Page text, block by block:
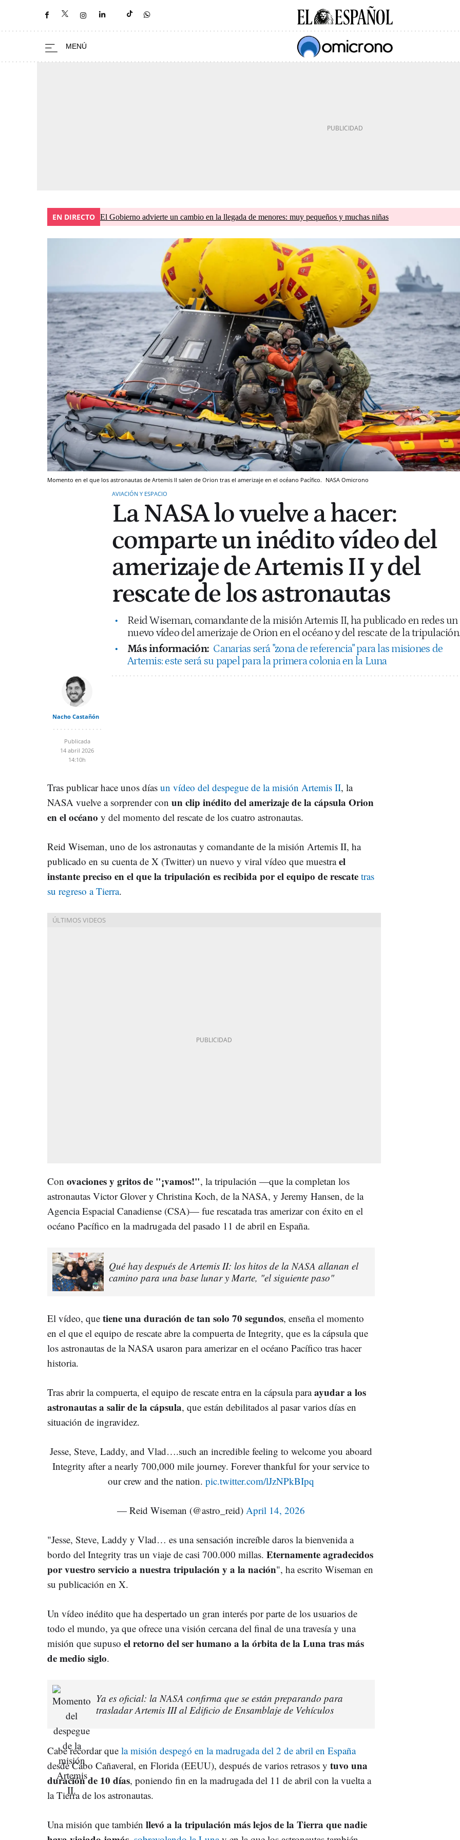
EN DIRECTO El Gobierno advierte un cambio en la llegada de menores: muy pequeños y muchas niñas
Momento en el que los astronautas de Artemis II salen de Orion tras el amerizaje en el océano Pacífico. NASA Omicrono
AVIACIÓN Y ESPACIO
La NASA lo vuelve a hacer:
comparte un inédito vídeo del
amerizaje de Artemis II y del
rescate de los astronautas
Reid Wiseman, comandante de la misión Artemis II, ha publicado en redes un
nuevo vídeo del amerizaje de Orion en el océano y del rescate de la tripulación.
Más información: Canarias será "zona de referencia" para las misiones de
Artemis: este será su papel para la primera colonia en la Luna
Nacho Castañón
Publicada
14 abril 2026
14:10h
Tras publicar hace unos días un vídeo del despegue de la misión Artemis II, la
NASA vuelve a sorprender con un clip inédito del amerizaje de la cápsula Orion
en el océano y del momento del rescate de los cuatro astronautas.
Reid Wiseman, uno de los astronautas y comandante de la misión Artemis II, ha
publicado en su cuenta de X (Twitter) un nuevo y viral vídeo que muestrael
instante preciso en el que la tripulación es recibida por el equipo de rescate tras
su regreso a Tierra.
Con ovaciones y gritos de "¡vamos!", la tripulación —que la completan los
astronautas Victor Glover y Christina Koch, de la NASA, y Jeremy Hansen, de la
Agencia Espacial Canadiense (CSA)— fue rescatada tras amerizar con éxito en el
océano Pacífico en la madrugada del pasado 11 de abril en España.
Qué hay después de Artemis II: los hitos de la NASA allanan el
camino para una base lunar y Marte, "el siguiente paso"
El vídeo, que tiene una duración de tan solo 70 segundos, enseña el momento
en el que el equipo de rescate abre la compuerta de Integrity, que es la cápsula que
los astronautas de la NASA usaron para amerizar en el océano Pacífico tras hacer
historia.
Tras abrir la compuerta, el equipo de rescate entra en la cápsula paraayudar a los
astronautas a salir de la cápsula, que están debilitados al pasar varios días en
situación de ingravidez.
Jesse, Steve, Laddy, and Vlad….such an incredible feeling to welcome you aboard
Integrity after a nearly 700,000 mile journey. Forever thankful for your service to
our crew and the nation.pic.twitter.com/lJzNPkBIpq
— Reid Wiseman (@astro_reid) April 14, 2026
"Jesse, Steve, Laddy y Vlad… es una sensación increíble daros la bienvenida a
bordo del Integrity tras un viaje de casi 700.000 millas. Eternamente agradecidos
por vuestro servicio a nuestra tripulación y a la nación", ha escrito Wiseman en
su publicación en X.
Un vídeo inédito que ha despertado un gran interés por parte de los usuarios de
todo el mundo, ya que ofrece una visión cercana del final de una travesía y una
misión que supuso el retorno del ser humano a la órbita de la Luna tras más
de medio siglo.
Ya es oficial: la NASA confirma que se están preparando para
trasladar Artemis III al Edificio de Ensamblaje de Vehículos
Cabe recordar que la misión despegó en la madrugada del 2 de abril en España
desde Cabo Cañaveral, en Florida (EEUU), después de varios retrasos y tuvo una
duración de 10 días, poniendo fin en la madrugada del 11 de abril con la vuelta a
la Tierra de los astronautas.
Una misión que también llevó a la tripulación más lejos de la Tierra que nadie